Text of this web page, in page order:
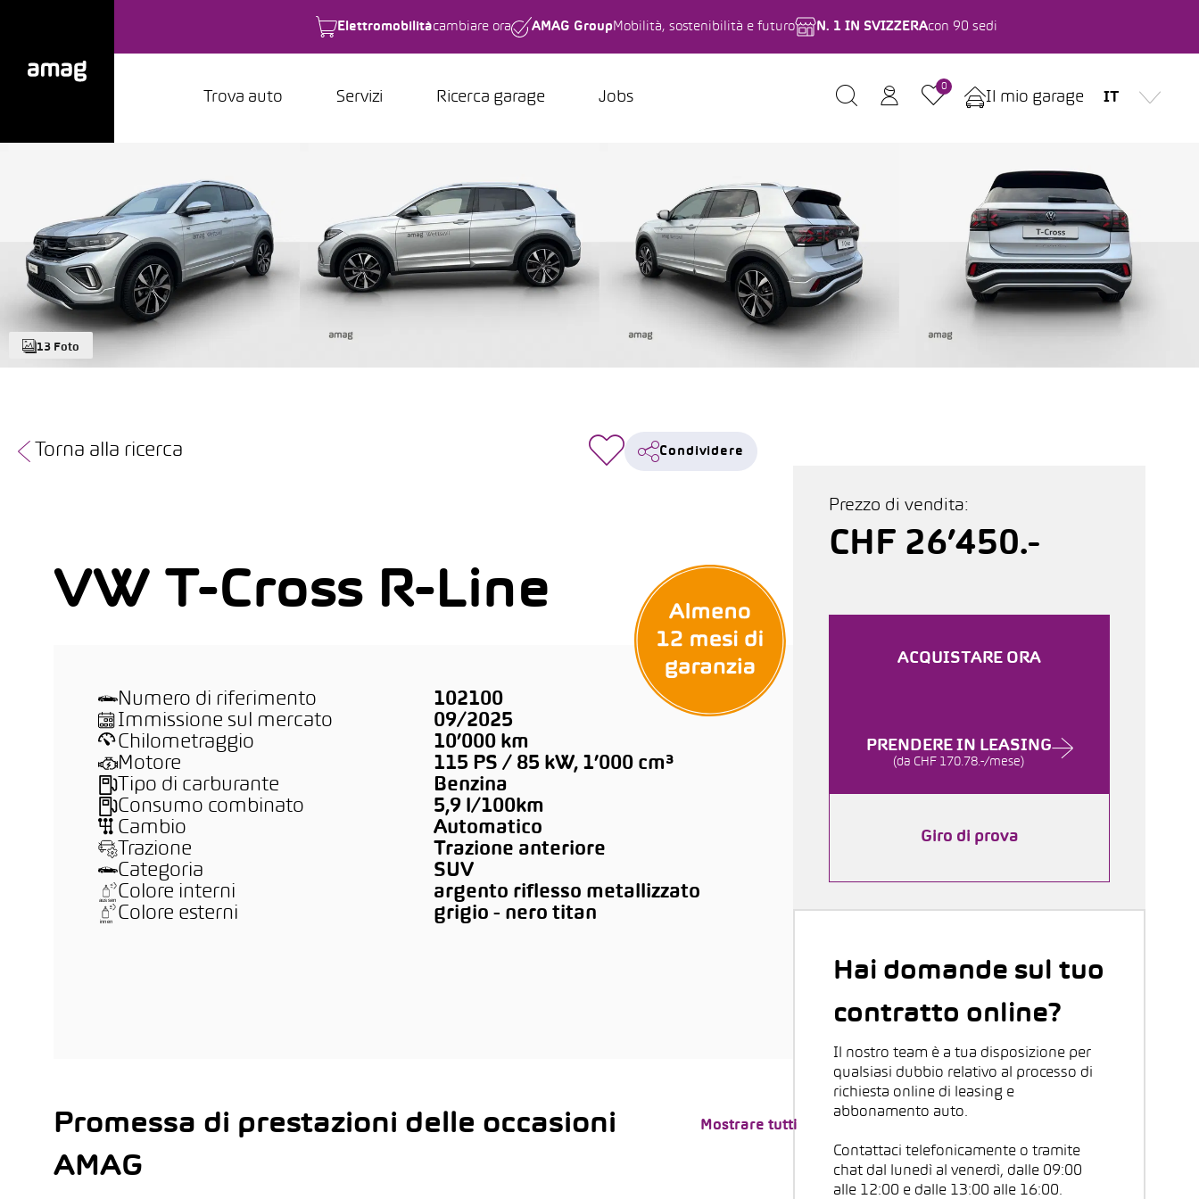
Elettromobilitàcambiare ora AMAG Group Mobilità, sostenibilità e futuro N. 1 IN SVIZZERAcon 90 sedi
Trova auto Servizi Ricerca garage Jobs
0
Il mio garage IT
13 Foto
Torna alla ricerca Condividere
VW T-Cross R-Line
Numero di riferimento
102100
Immissione sul mercato
09/2025
Chilometraggio
10’000 km
Motore
115 PS / 85 kW, 1’000 cm³
Tipo di carburante
Benzina
Consumo combinato
5,9 l/100km
Cambio
Automatico
Trazione
Trazione anteriore
Categoria
SUV
Colore interni
argento riflesso metallizzato
Colore esterni
grigio - nero titan
Promessa di prestazioni delle occasioni
AMAG
Mostrare tutti
Prezzo di vendita:
CHF 26’450.-
ACQUISTARE ORA
PRENDERE IN LEASING
(da CHF 170.78.-/mese)
Giro di prova
Hai domande sul tuo
contratto online?
Il nostro team è a tua disposizione per
qualsiasi dubbio relativo al processo di
richiesta online di leasing e
abbonamento auto.
Contattaci telefonicamente o tramite
chat dal lunedì al venerdì, dalle 09:00
alle 12:00 e dalle 13:00 alle 16:00.